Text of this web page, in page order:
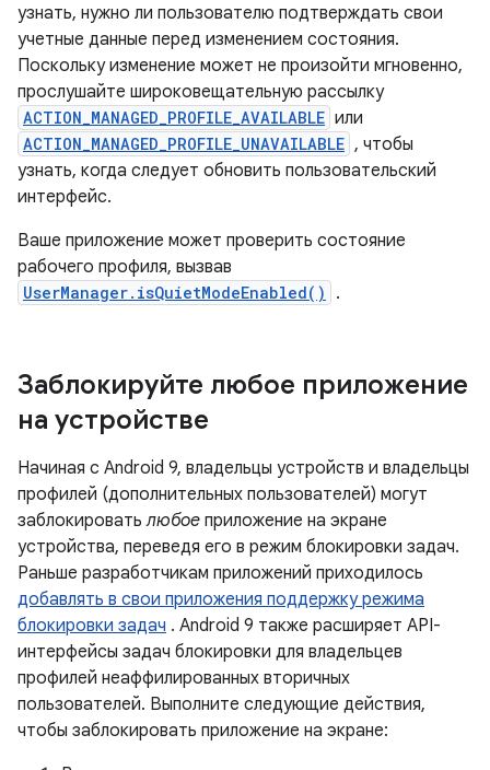
узнать, нужно ли пользователю подтверждать свои
учетные данные перед изменением состояния.
Поскольку изменение может не произойти мгновенно,
прослушайте широковещательную рассылку
ACTION_MANAGED_PROFILE_AVAILABLE или
ACTION_MANAGED_PROFILE_UNAVAILABLE , чтобы
узнать, когда следует обновить пользовательский
интерфейс.
Ваше приложение может проверить состояние
рабочего профиля, вызвав
UserManager.isQuietModeEnabled() .
Заблокируйте любое приложение
на устройстве
Начиная с Android 9, владельцы устройств и владельцы
профилей (дополнительных пользователей) могут
заблокироватьлюбое приложение на экране
устройства, переведя его в режим блокировки задач.
Раньше разработчикам приложений приходилось
добавлять в свои приложения поддержку режима
блокировки задач . Android 9 также расширяет API-
интерфейсы задач блокировки для владельцев
профилей неаффилированных вторичных
пользователей. Выполните следующие действия,
чтобы заблокировать приложение на экране: